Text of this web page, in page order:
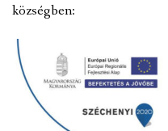
községben: